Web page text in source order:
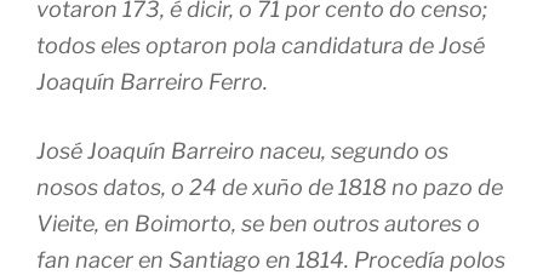
votaron 173, é dicir, o 71 por cento do censo;
todos eles optaron pola candidatura de José
Joaquín Barreiro Ferro.
José Joaquín Barreiro naceu, segundo os
nosos datos, o 24 de xuño de 1818 no pazo de
Vieite, en Boimorto, se ben outros autores o
fan nacer en Santiago en 1814. Procedía polos